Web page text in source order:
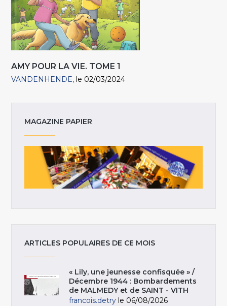
AMY POUR LA VIE. TOME 1
VANDENHENDE le 02/03/2024
MAGAZINE PAPIER
ARTICLES POPULAIRES DE CE MOIS
« Lily, une jeunesse confisquée » /
Décembre 1944 : Bombardements
de MALMEDY et de SAINT - VITH
francois.detry le 06/08/2026